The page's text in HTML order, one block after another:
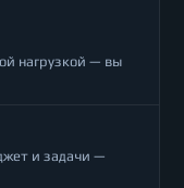
нагрузкой — вы
и задачи —